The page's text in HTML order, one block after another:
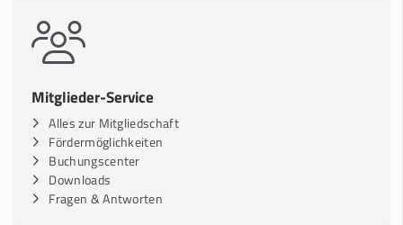
Mitglieder-Service
Alles zur Mitgliedschaft
Fördermöglichkeiten
Buchungscenter
Downloads
Fragen & Antworten